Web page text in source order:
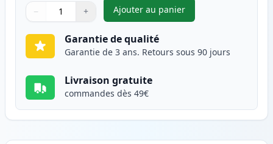
Quantité
Utilisez les boutons pour ajuster
− +
Quantité
Ajouter au panier
,Brother TN423Y toner
Garantie de qualité
Garantie de 3 ans. Retours sous 90 jours
Livraison gratuite
commandes dès 49€